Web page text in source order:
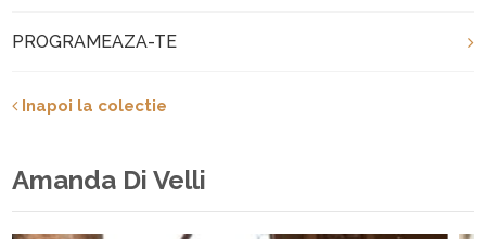
PROGRAMEAZA-TE
Inapoi la colectie
Amanda Di Velli